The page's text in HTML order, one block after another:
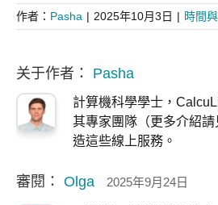
作者： Pasha | 2025年10月3日 | 時間
关于作者： Pasha
計算機科學學士，
其專家團隊（更多介紹請
造這些線上服務。
審閱： Olga 2025年9月24日